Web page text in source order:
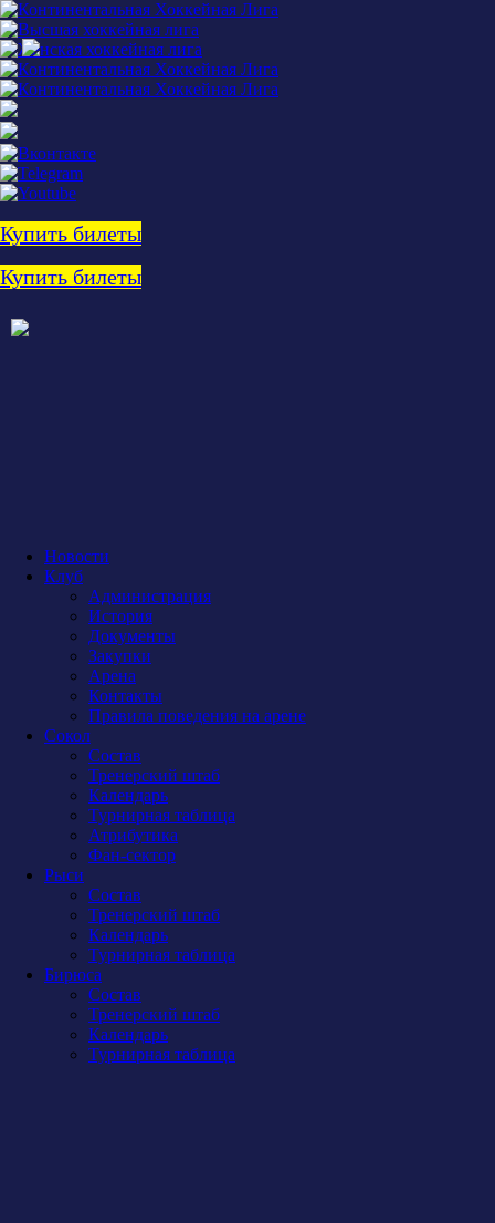
Купить билеты
Купить билеты
Новости
Клуб
Администрация
История
Документы
Закупки
Арена
Контакты
Правила поведения на арене
Сокол
Состав
Тренерский штаб
Календарь
Турнирная таблица
Атрибутика
Фан-сектор
Рыси
Состав
Тренерский штаб
Календарь
Турнирная таблица
Бирюса
Состав
Тренерский штаб
Календарь
Турнирная таблица